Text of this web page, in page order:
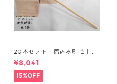
20本セット｜摺込み刷毛｜夏
毛（毛質が硬い）0.5分
¥8,041
15%OFF